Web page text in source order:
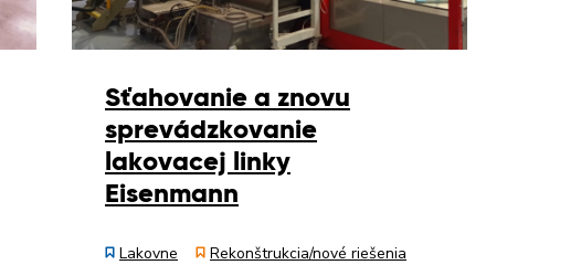
Sťahovanie a znovu
sprevádzkovanie
lakovacej linky
Eisenmann
Lakovne Rekonštrukcia/nové riešenia